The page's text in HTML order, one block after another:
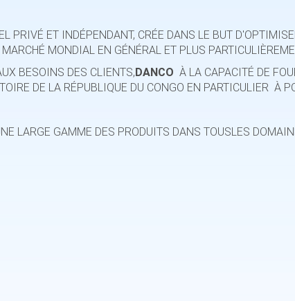
PRIVÉ ET INDÉPENDANT, CRÉE DANS LE BUT
MONDIAL EN GÉNÉRAL ET PLUS
BESOINS DES CLIENTS,DANCO À LA CAPACITÉ DE
DE LA RÉPUBLIQUE DU CONGO EN PARTICULIER À
LARGE GAMME DES PRODUITS DANS TOUSLES